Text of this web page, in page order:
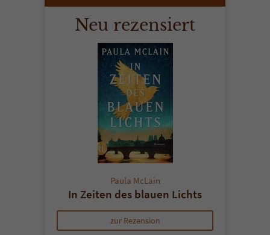
Neu rezensiert
Paula McLain
In Zeiten des blauen Lichts
zur Rezension